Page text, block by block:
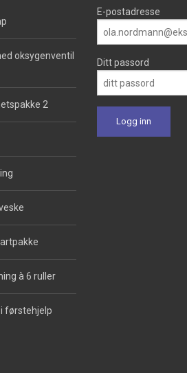
oksygenventil
2
à 6 ruller
i førstehjelp
E-postadresse
Ditt passord